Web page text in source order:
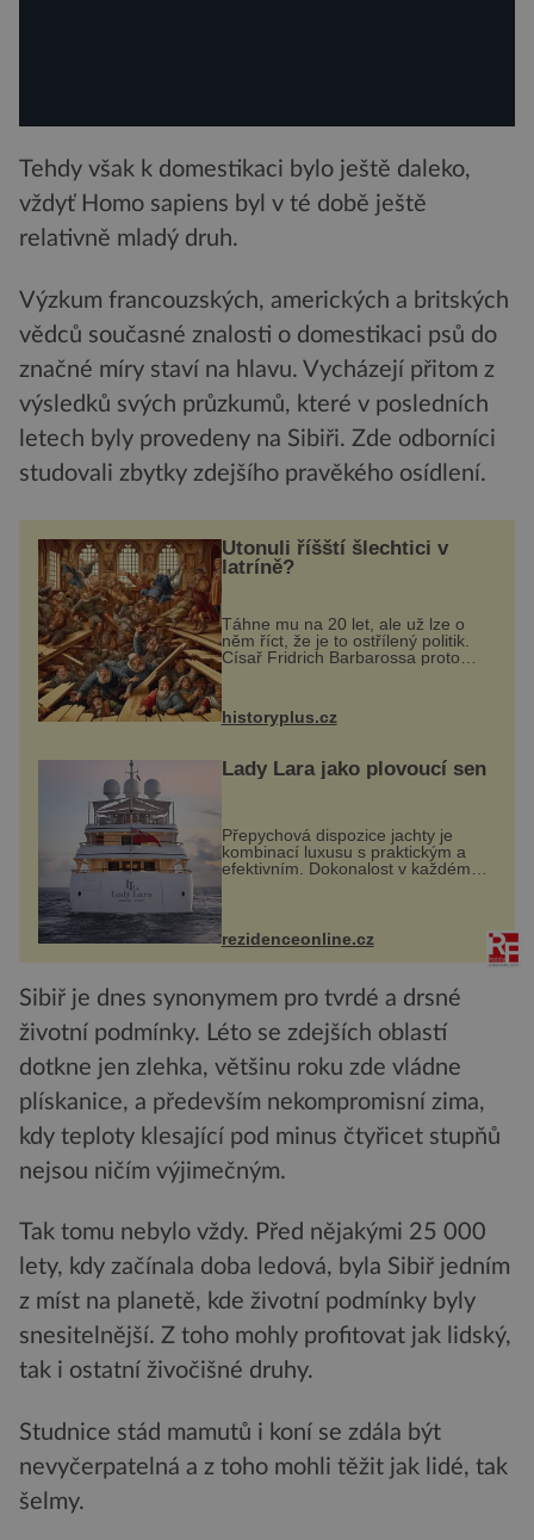
Tehdy však k domestikaci bylo ještě daleko,
vždyť Homo sapiens byl v té době ještě
relativně mladý druh.
Výzkum francouzských, amerických a britských
vědců současné znalosti o domestikaci psů do
značné míry staví na hlavu. Vycházejí přitom z
výsledků svých průzkumů, které v posledních
letech byly provedeny na Sibiři. Zde odborníci
studovali zbytky zdejšího pravěkého osídlení.
Utonuli říšští šlechtici v
latríně?
Táhne mu na 20 let, ale už lze o
něm říct, že je to ostřílený politik.
Císař Fridrich Barbarossa proto
posílá svého syna a dědice
prostředníkem při řešení sporu m...
historyplus.cz
Lady Lara jako plovoucí sen
Přepychová dispozice jachty je
kombinací luxusu s praktickým a
efektivním. Dokonalost v každém
detailu představuje značka Fendi
Casa, kterou byly vybaveny její
paluby. Monacký přístav nabízí
každoročn...
rezidenceonline.cz
Sibiř je dnes synonymem pro tvrdé a drsné
životní podmínky. Léto se zdejších oblastí
dotkne jen zlehka, většinu roku zde vládne
plískanice, a především nekompromisní zima,
kdy teploty klesající pod minus čtyřicet stupňů
nejsou ničím výjimečným.
Tak tomu nebylo vždy. Před nějakými 25 000
lety, kdy začínala doba ledová, byla Sibiř jedním
z míst na planetě, kde životní podmínky byly
snesitelnější. Z toho mohly profitovat jak lidský,
tak i ostatní živočišné druhy.
Studnice stád mamutů i koní se zdála být
nevyčerpatelná a z toho mohli těžit jak lidé, tak
šelmy.